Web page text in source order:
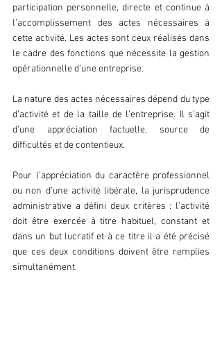
participation personnelle, directe et continue à
l’accomplissement des actes nécessaires à
cette activité. Les actes sont ceux réalisés dans
le cadre des fonctions que nécessite la gestion
opérationnelle d’une entreprise.
La nature des actes nécessaires dépend du type
d’activité et de la taille de l’entreprise. Il s’agit
d’une appréciation factuelle, source de
difficultés et de contentieux.
Pour l’appréciation du caractère professionnel
ou non d’une activité libérale, la jurisprudence
administrative a défini deux critères : l’activité
doit être exercée à titre habituel, constant et
dans un but lucratif et à ce titre il a été précisé
que ces deux conditions doivent être remplies
simultanément.